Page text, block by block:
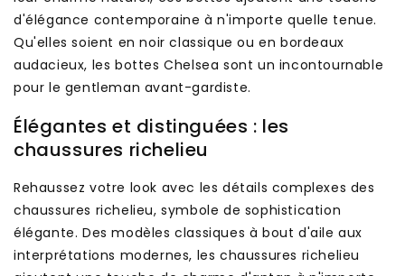
d'élégance contemporaine à n'importe quelle tenue.
Qu'elles soient en noir classique ou en bordeaux
audacieux, les bottes Chelsea sont un incontournable
pour le gentleman avant-gardiste.
Élégantes et distinguées : les
chaussures richelieu
Rehaussez votre look avec les détails complexes des
chaussures richelieu, symbole de sophistication
élégante. Des modèles classiques à bout d'aile aux
interprétations modernes, les chaussures richelieu